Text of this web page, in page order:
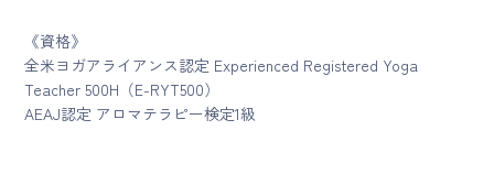
《資格》
全米ヨガアライアンス認定 Experienced Registered Yoga
Teacher 500H（E-RYT500）
AEAJ認定 アロマテラピー検定1級